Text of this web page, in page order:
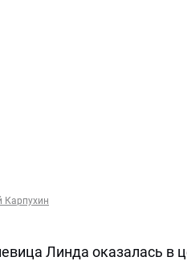
Карпухин
Линда оказалась в